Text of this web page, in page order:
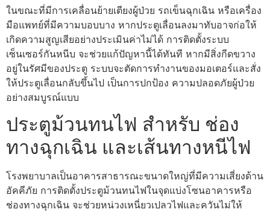
ในขณะที่มีการเคลื่อนย้ายเตียงผู้ป่วย รถเข็นฉุกเฉิน หรือเครื่อง
มือแพทย์ที่มีความบอบบาง หากประตูเลื่อนลงมาทับอาจก่อให้
เกิดความสูญเสียอย่างประเมินค่าไม่ได้ การติดตั้งระบบ
เซ็นเซอร์กันหนีบ จะช่วยแก้ปัญหานี้ได้ทันที หากมีสิ่งกีดขวาง
อยู่ในรัศมีของประตู ระบบจะตัดการทำงานของมอเตอร์และสั่ง
ให้ประตูเลื่อนกลับขึ้นไป เป็นการปกป้อง ความปลอดภัยผู้ป่วย
อย่างสมบูรณ์แบบ
ประตูม้วนทนไฟ สำหรับ ช่อง
ทางฉุกเฉิน และเส้นทางหนีไฟ
โรงพยาบาลเป็นอาคารสาธารณะขนาดใหญ่ที่มีความเสี่ยงด้าน
อัคคีภัย การติดตั้งประตูม้วนทนไฟในจุดแบ่งโซนอาคารหรือ
ช่องทางฉุกเฉิน จะช่วยหน่วงเหนี่ยวเปลวไฟและควันไม่ให้